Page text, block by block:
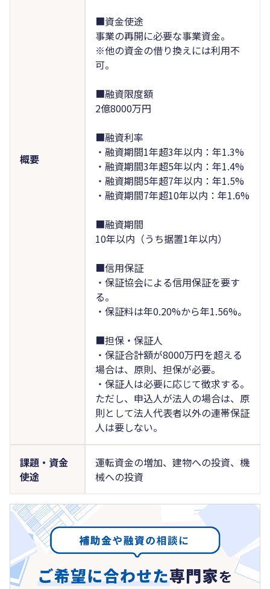
概要
■資金使途
事業の再開に必要な事業資金。
※他の資金の借り換えには利用不
可。
■融資限度額
2億8000万円
■融資利率
・融資期間1年超3年以内：年1.3%
・融資期間3年超5年以内：年1.4%
・融資期間5年超7年以内：年1.5%
・融資期間7年超10年以内：年1.6%
■融資期間
10年以内（うち据置1年以内）
■信用保証
・保証協会による信用保証を要す
る。
・保証料は年0.20%から年1.56%。
■担保・保証人
・保証合計額が8000万円を超える
場合は、原則、担保が必要。
・保証人は必要に応じて徴求する。
ただし、申込人が法人の場合は、原
則として法人代表者以外の連帯保証
人は要しない。
課題・資金
使途
運転資金の増加、建物への投資、機
械への投資